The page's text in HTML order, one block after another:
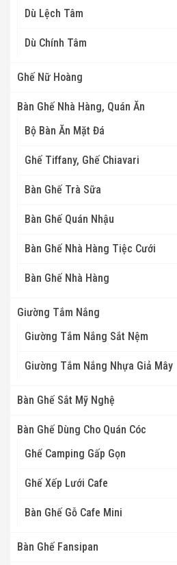
Dù Lệch Tâm
Dù Chính Tâm
Ghế Nữ Hoàng
Bàn Ghế Nhà Hàng, Quán Ăn
Bộ Bàn Ăn Mặt Đá
Ghế Tiffany, Ghế Chiavari
Bàn Ghế Trà Sữa
Bàn Ghế Quán Nhậu
Bàn Ghế Nhà Hàng Tiệc Cưới
Bàn Ghế Nhà Hàng
Giường Tắm Nắng
Giường Tắm Nắng Sắt Nệm
Giường Tắm Nắng Nhựa Giả Mây
Bàn Ghế Sắt Mỹ Nghệ
Bàn Ghế Dùng Cho Quán Cóc
Ghế Camping Gấp Gọn
Ghế Xếp Lưới Cafe
Bàn Ghế Gỗ Cafe Mini
Bàn Ghế Fansipan